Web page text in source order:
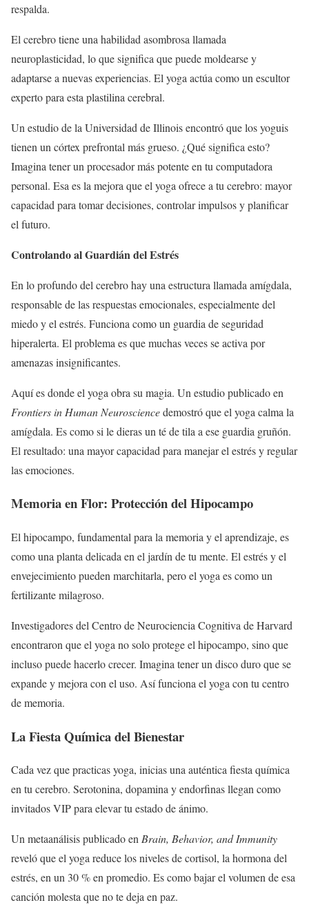
respalda.
El cerebro tiene una habilidad asombrosa llamada
neuroplasticidad, lo que significa que puede moldearse y
adaptarse a nuevas experiencias. El yoga actúa como un escultor
experto para esta plastilina cerebral.
Un estudio de la Universidad de Illinois encontró que los yoguis
tienen un córtex prefrontal más grueso. ¿Qué significa esto?
Imagina tener un procesador más potente en tu computadora
personal. Esa es la mejora que el yoga ofrece a tu cerebro: mayor
capacidad para tomar decisiones, controlar impulsos y planificar
el futuro.
Controlando al Guardián del Estrés
En lo profundo del cerebro hay una estructura llamada amígdala,
responsable de las respuestas emocionales, especialmente del
miedo y el estrés. Funciona como un guardia de seguridad
hiperalerta. El problema es que muchas veces se activa por
amenazas insignificantes.
Aquí es donde el yoga obra su magia. Un estudio publicado en
Frontiers in Human Neurosciencedemostró que el yoga calma la
amígdala. Es como si le dieras un té de tila a ese guardia gruñón.
El resultado: una mayor capacidad para manejar el estrés y regular
las emociones.
Memoria en Flor: Protección del Hipocampo
El hipocampo, fundamental para la memoria y el aprendizaje, es
como una planta delicada en el jardín de tu mente. El estrés y el
envejecimiento pueden marchitarla, pero el yoga es como un
fertilizante milagroso.
Investigadores del Centro de Neurociencia Cognitiva de Harvard
encontraron que el yoga no solo protege el hipocampo, sino que
incluso puede hacerlo crecer. Imagina tener un disco duro que se
expande y mejora con el uso. Así funciona el yoga con tu centro
de memoria.
La Fiesta Química del Bienestar
Cada vez que practicas yoga, inicias una auténtica fiesta química
en tu cerebro. Serotonina, dopamina y endorfinas llegan como
invitados VIP para elevar tu estado de ánimo.
Un metaanálisis publicado enBrain, Behavior, and Immunity
reveló que el yoga reduce los niveles de cortisol, la hormona del
estrés, en un 30 % en promedio. Es como bajar el volumen de esa
canción molesta que no te deja en paz.